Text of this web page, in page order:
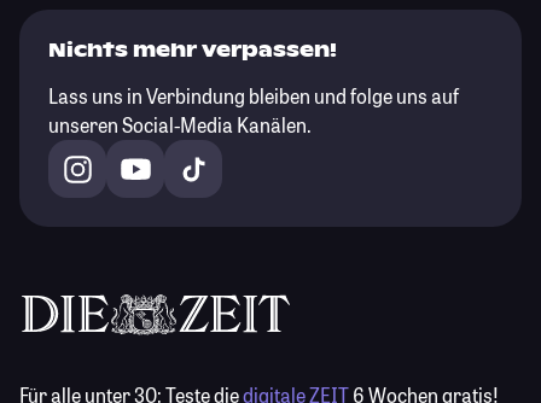
Nichts mehr verpassen!
Lass uns in Verbindung bleiben und folge uns auf
unseren Social-Media Kanälen.
Für alle unter 30:Teste diedigitale ZEIT6 Wochen gratis!